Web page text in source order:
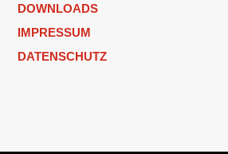
DOWNLOADS
IMPRESSUM
DATENSCHUTZ